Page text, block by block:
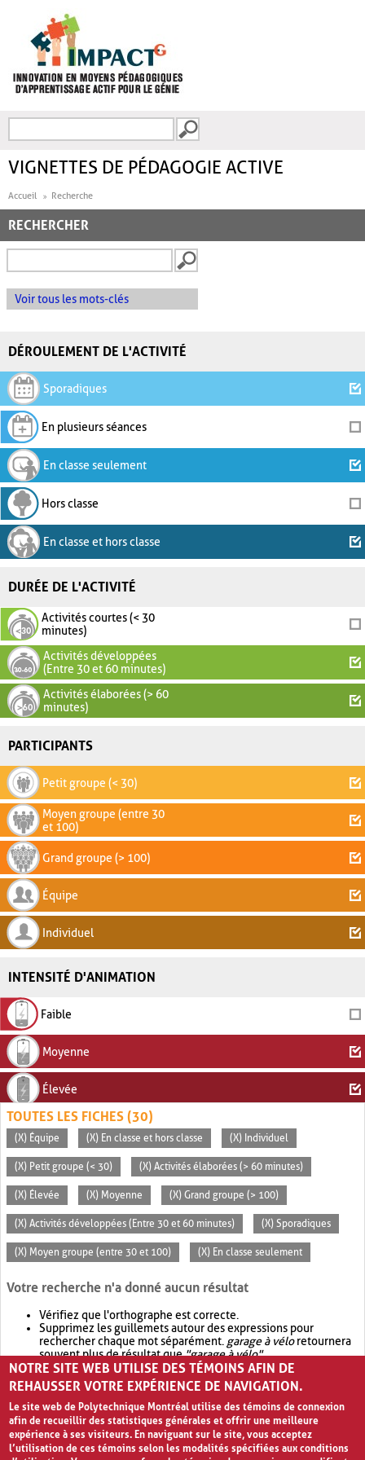
FORMULAIRE DE
VIGNETTES DE PÉDAGOGIE ACTIVE
Accueil Recherche
RECHERCHER
Voir tous les mots-clés
DÉROULEMENT DE L'ACTIVITÉ
Sporadiques
En plusieurs séances
En classe seulement
Hors classe
En classe et hors classe
DURÉE DE L'ACTIVITÉ
Activités courtes (< 30
minutes)
Activités développées
(Entre 30 et 60 minutes)
Activités élaborées (> 60
minutes)
PARTICIPANTS
Petit groupe (< 30)
Moyen groupe (entre 30
et 100)
Grand groupe (> 100)
Équipe
Individuel
INTENSITÉ D'ANIMATION
Faible
Moyenne
Élevée
TOUTES LES FICHES (30)
(X) Équipe (X) En classe et hors classe (X) Individuel
(X) Petit groupe (< 30) (X) Activités élaborées (> 60 minutes)
(X) Élevée (X) Moyenne (X) Grand groupe (> 100)
(X) Activités développées (Entre 30 et 60 minutes) (X) Sporadiques
(X) Moyen groupe (entre 30 et 100) (X) En classe seulement
Votre recherche n'a donné aucun résultat
Vérifiez que l'orthographe est correcte.
Supprimez les guillemets autour des expressions pour
rechercher chaque mot séparément. garage à véloretournera
souvent plus de résultat que"garage à vélo".
Envisagez d'élargir votre recherche avec OR.garage OR vélo
retournera souvent plus de résultat quegarage à vélo
NOTRE SITE WEB UTILISE DES TÉMOINS AFIN DE
REHAUSSER VOTRE EXPÉRIENCE DE NAVIGATION.
Le site web de Polytechnique Montréal utilise des témoins de connexion
afin de recueillir des statistiques générales et offrir une meilleure
expérience à ses visiteurs. En naviguant sur le site, vous acceptez
l’utilisation de ces témoins selon les modalités spécifiées aux conditions